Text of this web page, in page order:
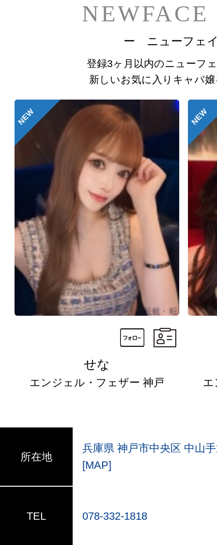
NEWFACE
ー ニューフェ
登録3ヶ月以内のニューフ
新しいお気に入りキャバ
NEW
せな
エンジェル・フェザー 神戸
NEW
エ
所在地
兵庫県 神戸市中央区 中山
[MAP]
TEL 078-332-1818